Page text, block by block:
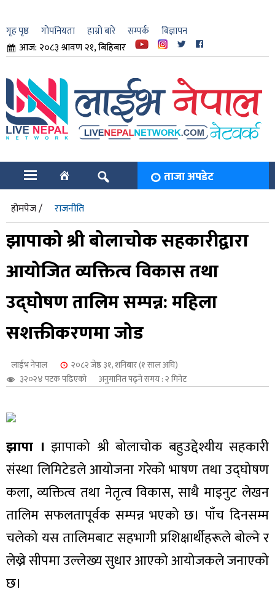
गृह पृष्ठ गोपनियता हाम्रो बारे सम्पर्क बिज्ञापन
आज: २०८३ श्रावण २१, बिहिबार
ताजा अपडेट
होमपेज / राजनीति
झापाको श्री बोलाचोक सहकारीद्वारा
आयोजित व्यक्तित्व विकास तथा
उद्घोषण तालिम सम्पन्न: महिला
सशक्तीकरणमा जोड
लाईभ नेपाल
२०८२ जेष्ठ ३१, शनिबार (१ साल अघि)
३२०२४ पटक पढिएको
अनुमानित पढ्ने समय : २ मिनेट
झापा । झापाको श्री बोलाचोक बहुउद्देश्यीय सहकारी
संस्था लिमिटेडले आयोजना गरेको भाषण तथा उद्घोषण
कला, व्यक्तित्व तथा नेतृत्व विकास, साथै माइनुट लेखन
तालिम सफलतापूर्वक सम्पन्न भएको छ। पाँच दिनसम्म
चलेको यस तालिमबाट सहभागी प्रशिक्षार्थीहरूले बोल्ने र
लेख्ने सीपमा उल्लेख्य सुधार आएको आयोजकले जनाएको
छ।